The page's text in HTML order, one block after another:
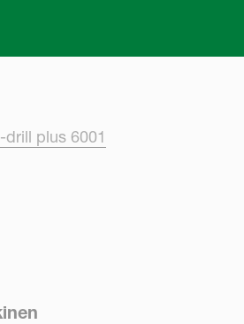
drill plus 6001